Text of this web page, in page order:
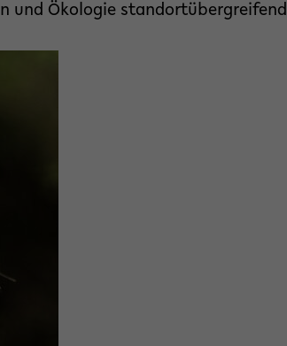
und Ökologie standortübergreifend